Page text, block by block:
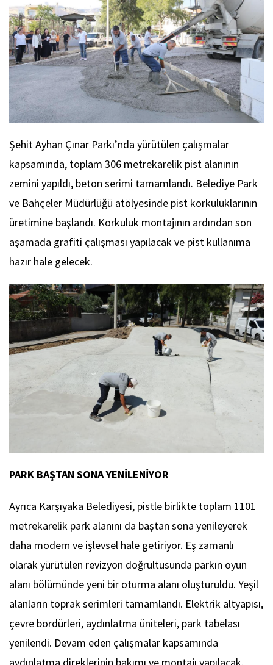
Şehit Ayhan Çınar Parkı’nda yürütülen çalışmalar
kapsamında, toplam 306 metrekarelik pist alanının
zemini yapıldı, beton serimi tamamlandı. Belediye Park
ve Bahçeler Müdürlüğü atölyesinde pist korkuluklarının
üretimine başlandı. Korkuluk montajının ardından son
aşamada grafiti çalışması yapılacak ve pist kullanıma
hazır hale gelecek.
PARK BAŞTAN SONA YENİLENİYOR
Ayrıca Karşıyaka Belediyesi, pistle birlikte toplam 1101
metrekarelik park alanını da baştan sona yenileyerek
daha modern ve işlevsel hale getiriyor. Eş zamanlı
olarak yürütülen revizyon doğrultusunda parkın oyun
alanı bölümünde yeni bir oturma alanı oluşturuldu. Yeşil
alanların toprak serimleri tamamlandı. Elektrik altyapısı,
çevre bordürleri, aydınlatma üniteleri, park tabelası
yenilendi. Devam eden çalışmalar kapsamında